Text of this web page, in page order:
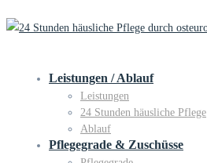
Leistungen / Ablauf
Leistungen
24 Stunden häusliche Pflege
Ablauf
Pflegegrade & Zuschüsse